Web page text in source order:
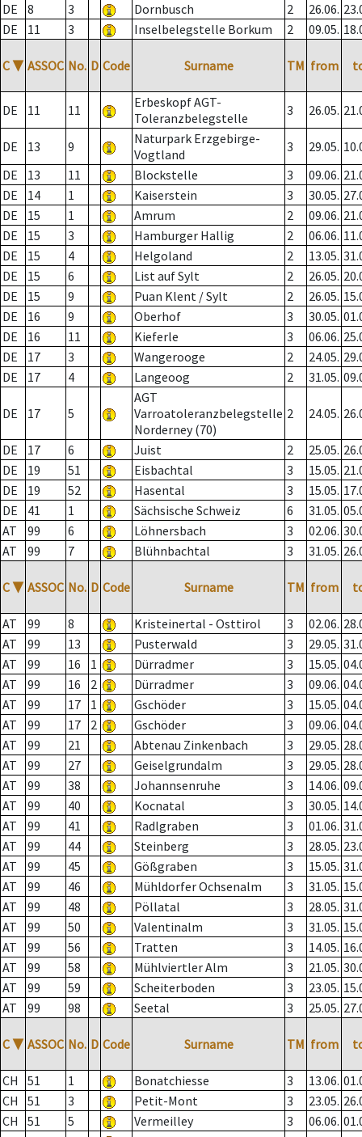
DE
8 3 Dornbusch 2 26.06.
DE
11 3 Inselbelegstelle Borkum 2 09.05.
C ▼ ASSOC No. D Code Surname TM from
DE 11 11
Erbeskopf AGT-
Toleranzbelegstelle
3 26.05.
DE 13 9
Naturpark Erzgebirge-
Vogtland
3 29.05.
DE
13 11 Blockstelle 3 09.06.
DE
14 1 Kaiserstein 3 30.05.
DE
15 1 Amrum 2 09.06.
DE
15 3 Hamburger Hallig 2 06.06.
DE
15 4 Helgoland 2 13.05.
DE
15 6 List auf Sylt 2 26.05.
DE
15 9 Puan Klent / Sylt 2 26.05.
DE
16 9 Oberhof 3 30.05.
DE
16 11 Kieferle 3 06.06.
DE
17 3 Wangerooge 2 24.05.
DE
17 4 Langeoog 2 31.05.
DE 17 5
AGT
Varroatoleranzbelegstelle
Norderney (70)
2 24.05.
DE 17 6 Juist 2 25.05.
DE
19 51 Eisbachtal 3 15.05.
DE
19 52 Hasental 3 15.05.
DE
41 1 Sächsische Schweiz 6 31.05.
AT
99 6 Löhnersbach 3 02.06.
AT
99 7 Blühnbachtal 3 31.05.
C ▼ ASSOC No. D Code Surname TM from
AT 99 8 Kristeinertal - Osttirol 3 02.06.
AT
99 13 Pusterwald 3 29.05.
AT
99 16 1 Dürradmer 3 15.05.
AT
99 16 2 Dürradmer 3 09.06.
AT
99 17 1 Gschöder 3 15.05.
AT
99 17 2 Gschöder 3 09.06.
AT
99 21 Abtenau Zinkenbach 3 29.05.
AT
99 27 Geiselgrundalm 3 29.05.
AT
99 38 Johannsenruhe 3 14.06.
AT
99 40 Kocnatal 3 30.05.
AT
99 41 Radlgraben 3 01.06.
AT
99 44 Steinberg 3 28.05.
AT
99 45 Gößgraben 3 15.05.
AT
99 46 Mühldorfer Ochsenalm 3 31.05.
AT
99 48 Pöllatal 3 28.05.
AT
99 50 Valentinalm 3 31.05.
AT
99 56 Tratten 3 14.05.
AT
99 58 Mühlviertler Alm 3 21.05.
AT
99 59 Scheiterboden 3 23.05.
AT
99 98 Seetal 3 25.05.
C ▼ ASSOC No. D Code Surname TM from
CH 51 1 Bonatchiesse 3 13.06.
CH
51 3 Petit-Mont 3 23.05.
CH
51 5 Vermeilley 3 06.06.